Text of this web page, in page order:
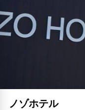
ノゾホテル